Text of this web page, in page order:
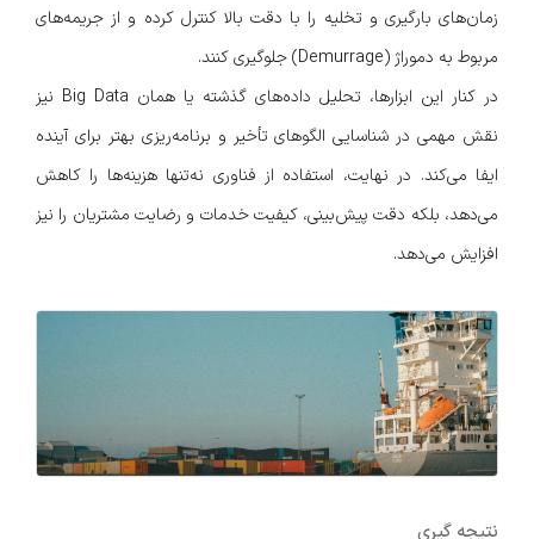
زمان‌های بارگیری و تخلیه را با دقت بالا کنترل کرده و از جریمه‌های
مربوط به دموراژ (Demurrage) جلوگیری کنند.
در کنار این ابزارها، تحلیل داده‌های گذشته یا همان Big Data نیز
نقش مهمی در شناسایی الگوهای تأخیر و برنامه‌ریزی بهتر برای آینده
ایفا می‌کند. در نهایت، استفاده از فناوری نه‌تنها هزینه‌ها را کاهش
می‌دهد، بلکه دقت پیش‌بینی، کیفیت خدمات و رضایت مشتریان را نیز
افزایش می‌دهد.
نتیجه گیری